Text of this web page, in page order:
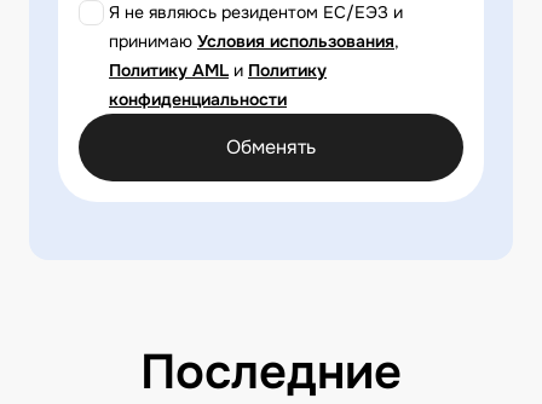
Я не являюсь резидентом ЕС/ЕЭЗ и
принимаю Условия использования,
Политику AML и Политику
конфиденциальности
Обменять
Последние